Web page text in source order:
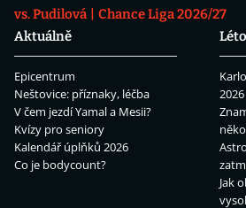
vs. Pudilová
Chance Liga 2026/27
Aktuálně
Epicentrum
Neštovice: příznaky, léčba
V čem jezdí Yamal a Mesii?
Kvízy pro seniory
Kalendář úplňků 2026
Co je bodycount?
2026
Jak